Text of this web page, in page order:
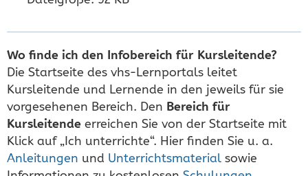
Wo finde ich den Infobereich für Kursleitende?
Die Startseite des vhs-Lernportals leitet
Kursleitende und Lernende in den jeweils für sie
vorgesehenen Bereich. Den Bereich für
Kursleitende erreichen Sie von der Startseite mit
Klick auf „Ich unterrichte“. Hier finden Sie u. a.
Anleitungen und Unterrichtsmaterial sowie